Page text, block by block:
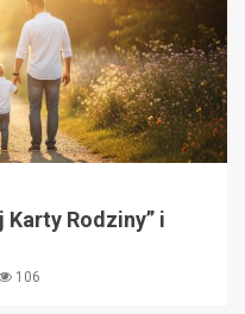
Karty Rodziny” i
106